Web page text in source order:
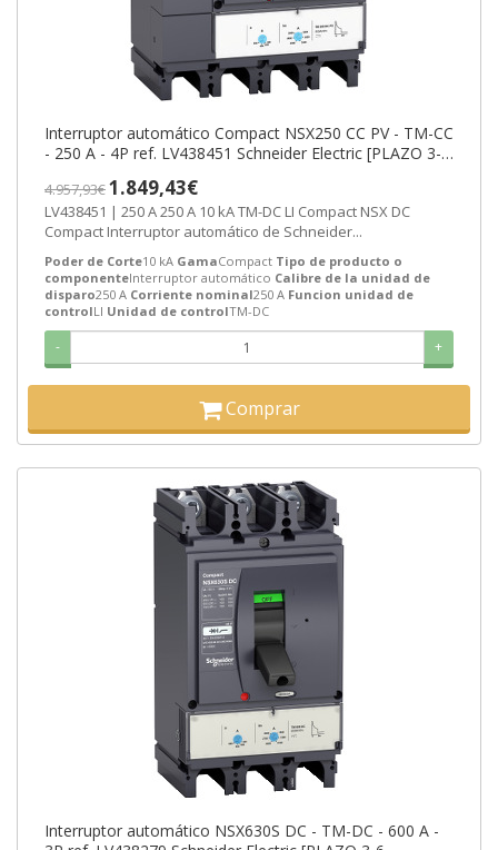
Interruptor automático Compact NSX250 CC PV - TM-CC
- 250 A - 4P ref. LV438451 Schneider Electric [PLAZO 3-6
4.957,93€1.849,43€
LV438451 | 250 A 250 A 10 kA TM-DC LI Compact NSX DC
Compact Interruptor automático de Schneider...
Poder de Corte10 kA GamaCompact Tipo de producto o
componenteInterruptor automático Calibre de la unidad de
disparo250 A Corriente nominal250 A Funcion unidad de
controlLI Unidad de controlTM-DC
- +
Comprar
Interruptor automático NSX630S DC - TM-DC - 600 A -